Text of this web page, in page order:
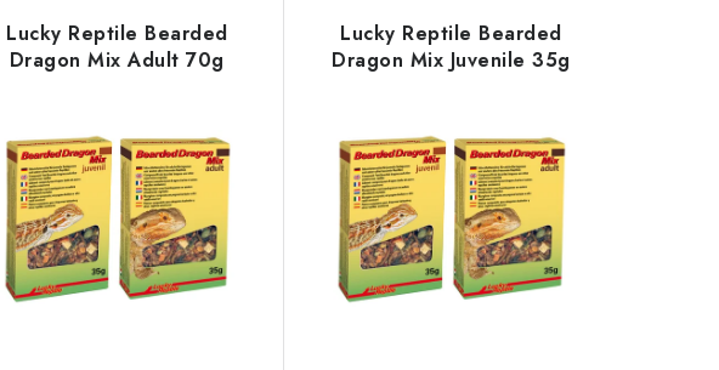
Lucky Reptile Bearded
Dragon Mix Adult 70g
Lucky Reptile Bearded
Dragon Mix Juvenile 35g